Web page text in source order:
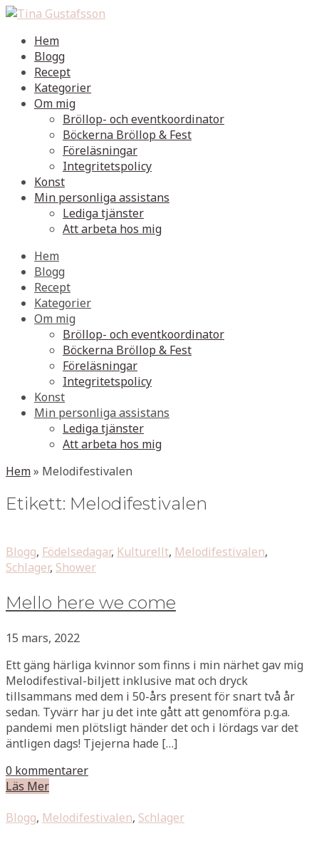
Hem
Blogg
Recept
Kategorier
Om mig
Bröllop- och eventkoordinator
Böckerna Bröllop & Fest
Föreläsningar
Integritetspolicy
Konst
Min personliga assistans
Lediga tjänster
Att arbeta hos mig
Hem
Blogg
Recept
Kategorier
Om mig
Bröllop- och eventkoordinator
Böckerna Bröllop & Fest
Föreläsningar
Integritetspolicy
Konst
Min personliga assistans
Lediga tjänster
Att arbeta hos mig
Hem» Melodifestivalen
Etikett: Melodifestivalen
Blogg, Födelsedagar, Kulturellt, Melodifestivalen,
Schlager, Shower
Mello here we come
15 mars, 2022
Ett gäng härliga kvinnor som finns i min närhet gav mig
Melodifestival-biljett inklusive mat och dryck
tillsammans med dem i 50-års present för snart två år
sedan. Tyvärr har ju det inte gått att genomföra p.g.a.
pandemi men plötsligt händer det och i lördags var det
äntligen dags! Tjejerna hade […]
0 kommentarer
Läs Mer
Blogg, Melodifestivalen, Schlager